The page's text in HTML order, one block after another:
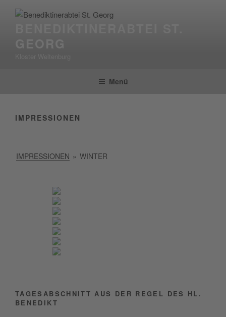
Inhalt
Menü
IMPRESSIONEN
IMPRES­SIO­NEN » WINTER
TAGESABSCHNITT AUS DER REGEL DES HL.
BENEDIKT